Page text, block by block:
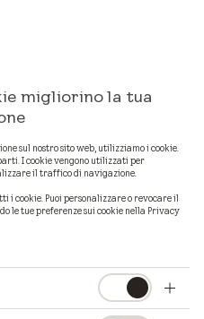
migliorino la tua
sul nostro sito web, utilizziamo i cookie.
I cookie vengono utilizzati per
il traffico di navigazione.
i cookie. Puoi personalizzare o revocare il
le tue preferenze sui cookie nella Privacy